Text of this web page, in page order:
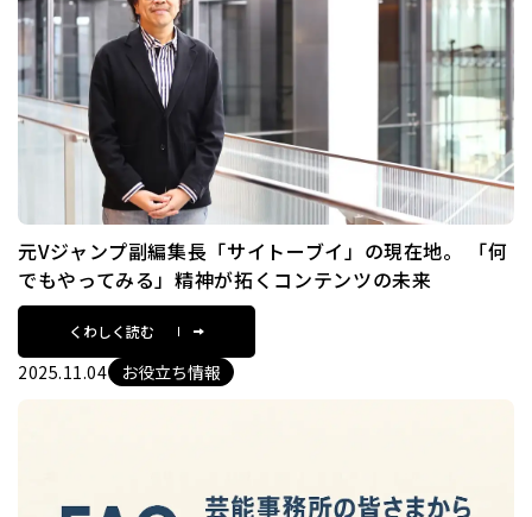
元Vジャンプ副編集長「サイトーブイ」の現在地。 「何
でもやってみる」精神が拓くコンテンツの未来
くわしく読む
2025.11.04 お役立ち情報